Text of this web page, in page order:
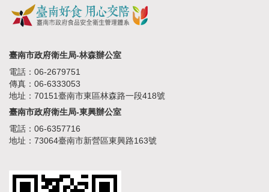
臺南市政府衛生局-林森辦公室
電話：06-2679751
傳真：06-6333053
地址：70151臺南市東區林森路一段418號
臺南市政府衛生局-東興辦公室
電話：06-6357716
地址：73064臺南市新營區東興路163號